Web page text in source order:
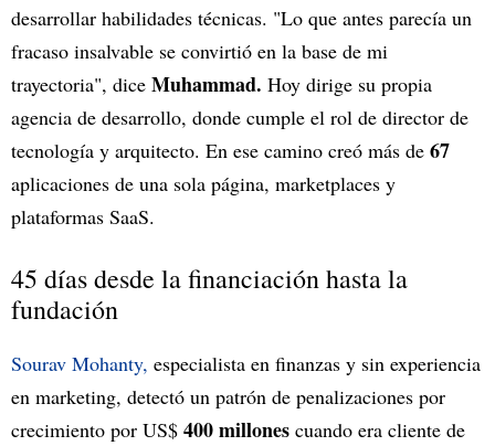
desarrollar habilidades técnicas. "Lo que antes parecía un
fracaso insalvable se convirtió en la base de mi
trayectoria", dice Muhammad. Hoy dirige su propia
agencia de desarrollo, donde cumple el rol de director de
tecnología y arquitecto. En ese camino creó más de 67
aplicaciones de una sola página, marketplaces y
plataformas SaaS.
45 días desde la financiación hasta la
fundación
Sourav Mohanty, especialista en finanzas y sin experiencia
en marketing, detectó un patrón de penalizaciones por
crecimiento por US$ 400 millones cuando era cliente de